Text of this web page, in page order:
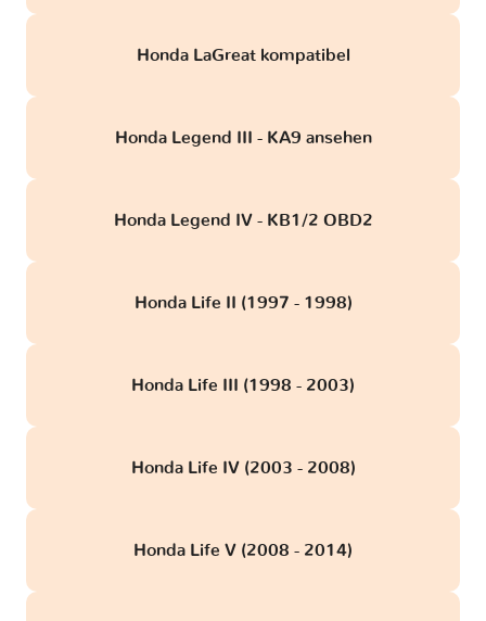
Honda LaGreat kompatibel
Honda Legend III - KA9 ansehen
Honda Legend IV - KB1/2 OBD2
Honda Life II (1997 - 1998)
Honda Life III (1998 - 2003)
Honda Life IV (2003 - 2008)
Honda Life V (2008 - 2014)